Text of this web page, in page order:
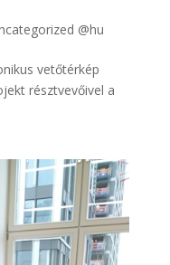
@hu
vetőtérkép
résztvevőivel a